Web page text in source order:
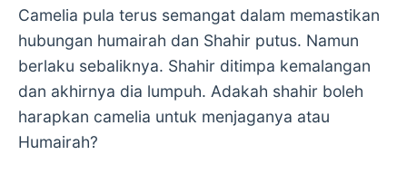
Camelia pula terus semangat dalam memastikan
hubungan humairah dan Shahir putus. Namun
berlaku sebaliknya. Shahir ditimpa kemalangan
dan akhirnya dia lumpuh. Adakah shahir boleh
harapkan camelia untuk menjaganya atau
Humairah?